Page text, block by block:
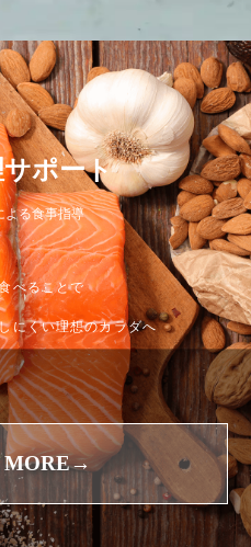
ポート
よる食事指導
べることで
にくい理想のカラダへ
MORE→